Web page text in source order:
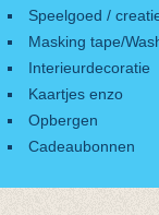
Speelgoed /
Masking tape/
Interieurdecoratie
Kaartjes enzo
Opbergen
Cadeaubonnen